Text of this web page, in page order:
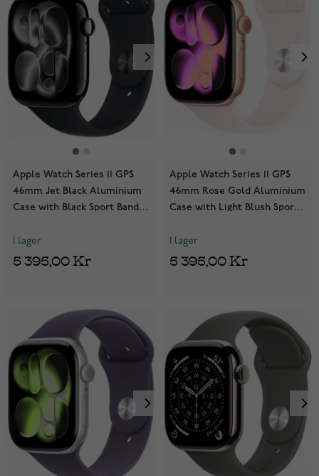
Apple Watch Series 11 GPS
46mm Jet Black Aluminium
Case with Black Sport Band
I lager
5 395,00 Kr
Apple Watch Series 11 GPS
46mm Rose Gold Aluminium
Case with Light Blush Sport
I lager
5 395,00 Kr